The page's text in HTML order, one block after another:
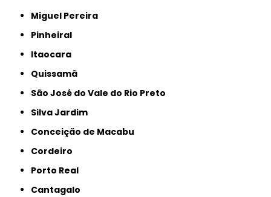
Miguel Pereira
Pinheiral
Itaocara
Quissamã
São José do Vale do Rio Preto
Silva Jardim
Conceição de Macabu
Cordeiro
Porto Real
Cantagalo